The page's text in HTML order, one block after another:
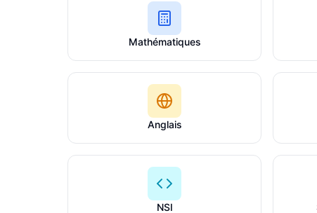
Mathématiques
Anglais
NSI